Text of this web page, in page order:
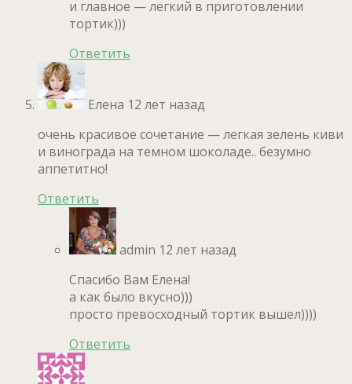
и главное — легкий в приготовлении
тортик)))
Ответить
Елена 12 лет назад
очень красивое сочетание — легкая зелень киви
и винограда на темном шоколаде.. безумно
аппетитно!
Ответить
admin 12 лет назад
Спасибо Вам Елена!
а как было вкусно)))
просто превосходный тортик вышел))))
Ответить